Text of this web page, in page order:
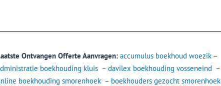
Ontvangen Offerte Aanvragen: accumulus boekhoud woezik –
boekhouding kluis – davilex boekhouding vosseneind –
boekhouding smorenhoek – boekhouders gezocht smorenhoek